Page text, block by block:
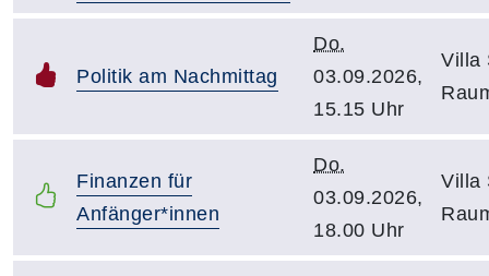
Politik am Nachmittag
Do.
03.09.2026,
15.15 Uhr
Villa
Finanzen für
Anfänger*innen
Do.
03.09.2026,
18.00 Uhr
Villa